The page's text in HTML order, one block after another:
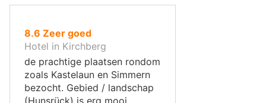
8.6 uit
10
,
Zeer goed
Hotel in Kirchberg
de prachtige plaatsen rondom
zoals Kastelaun en Simmern
bezocht. Gebied / landschap
(Hunsrück) is erg mooi